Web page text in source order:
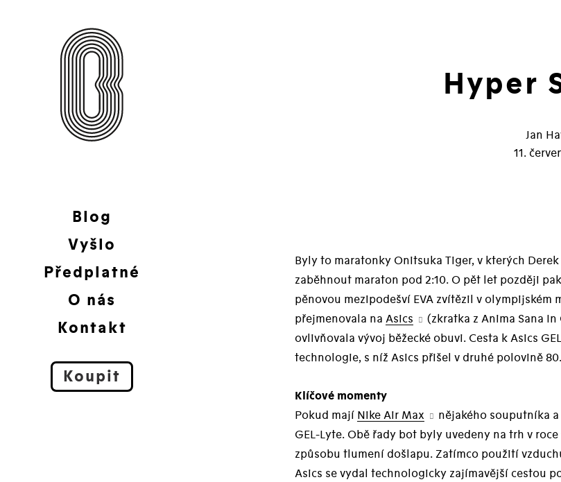
Blog
Vyšlo
Předplatné
O nás
Kontakt
Koupit
Hyper
Jan
11.
Byly to maratonky Onitsuka Tiger, v kterých
zaběhnout maraton pod 2:10. O pět let později
pěnovou mezipodešví EVA zvítězil v olympijském
přejmenovala na Asics
(zkratka z Anima Sana
ovlivňovala vývoj běžecké obuvi. Cesta k Asics
technologie, s níž Asics přišel v druhé polovině
Klíčové momenty
Pokud mají Nike Air Max
nějakého souputníka
GEL-Lyte. Obě řady bot byly uvedeny na trh v
způsobu tlumení došlapu. Zatímco použití
Asics se vydal technologicky zajímavější cestou